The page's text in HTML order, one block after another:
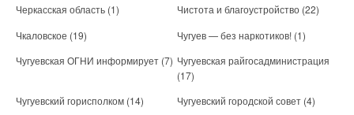
Черкасская область (1) Чистота и благоустройство (22)
Чкаловское (19) Чугуев — без наркотиков! (1)
Чугуевская ОГНИ информирует (7) Чугуевская райгосадминистрация
(17)
Чугуевский горисполком (14) Чугуевский городской совет (4)